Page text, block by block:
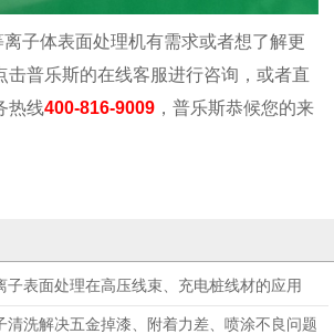
子体表面处理机有需求或者想了解更
击普乐斯的在线客服进行咨询，或者直
热线400-816-9009 ，普乐斯恭候您的来
子表面处理在高压线束、充电桩线材的应用
清洗解决五金掉漆、附着力差、喷涂不良问题